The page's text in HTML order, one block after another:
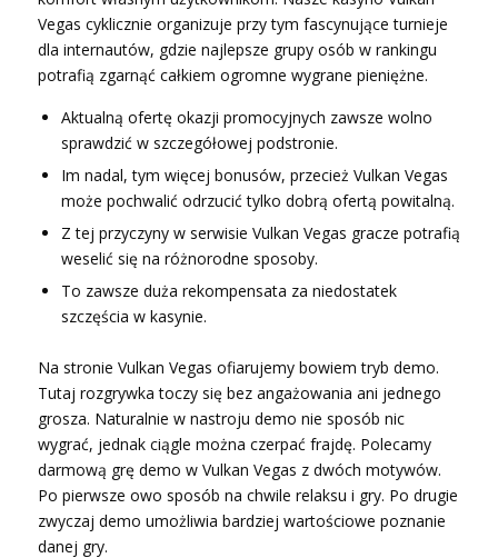
Vegas cyklicznie organizuje przy tym fascynujące turnieje
dla internautów, gdzie najlepsze grupy osób w rankingu
potrafią zgarnąć całkiem ogromne wygrane pieniężne.
Aktualną ofertę okazji promocyjnych zawsze wolno
sprawdzić w szczegółowej podstronie.
Im nadal, tym więcej bonusów, przecież Vulkan Vegas
może pochwalić odrzucić tylko dobrą ofertą powitalną.
Z tej przyczyny w serwisie Vulkan Vegas gracze potrafią
weselić się na różnorodne sposoby.
To zawsze duża rekompensata za niedostatek
szczęścia w kasynie.
Na stronie Vulkan Vegas ofiarujemy bowiem tryb demo.
Tutaj rozgrywka toczy się bez angażowania ani jednego
grosza. Naturalnie w nastroju demo nie sposób nic
wygrać, jednak ciągle można czerpać frajdę. Polecamy
darmową grę demo w Vulkan Vegas z dwóch motywów.
Po pierwsze owo sposób na chwile relaksu i gry. Po drugie
zwyczaj demo umożliwia bardziej wartościowe poznanie
danej gry.